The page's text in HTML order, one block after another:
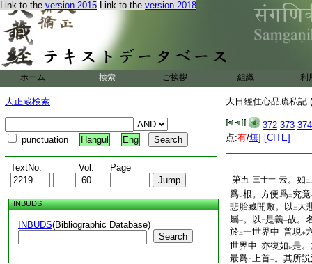
Link to the version 2015 Link to the version 2018
ホーム 検索 ご挨拶 組織 利
大正蔵検索
punctuation Hangul Eng
TextNo. Vol. Page
INBUDS
INBUDS(Bibliographic Database)
Search
大日經住心品疏私記
372 373 374
点:有/無] [CITE]
第五 三十一 云。如 二
爲レ根。方便爲二 究竟
悲胎藏開敷。以 二 大
屬一。以 二是義一故。
於二一世界中一普現中
世界中一亦復如 レ是
最爲二上首一。其所